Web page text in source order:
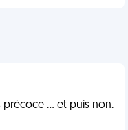
... et puis non.